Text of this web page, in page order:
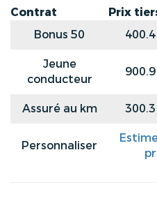
Contrat Prix
Bonus 50
Jeune
conducteur
Assuré au km
Personnaliser